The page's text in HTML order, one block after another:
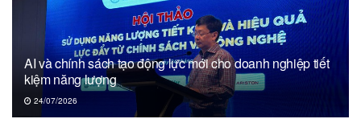
AI và chính sách tạo động lực mới cho doanh nghiệp tiết
kiệm năng lượng
24/07/2026